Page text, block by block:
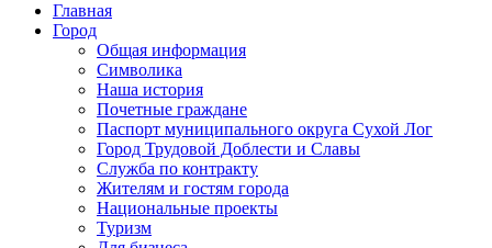
Главная
Город
Общая информация
Символика
Наша история
Почетные граждане
Паспорт муниципального округа Сухой Лог
Город Трудовой Доблести и Славы
Служба по контракту
Жителям и гостям города
Национальные проекты
Туризм